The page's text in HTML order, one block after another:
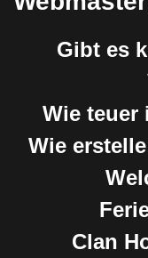
Gibt es
Wie teuer
Wie
Clan